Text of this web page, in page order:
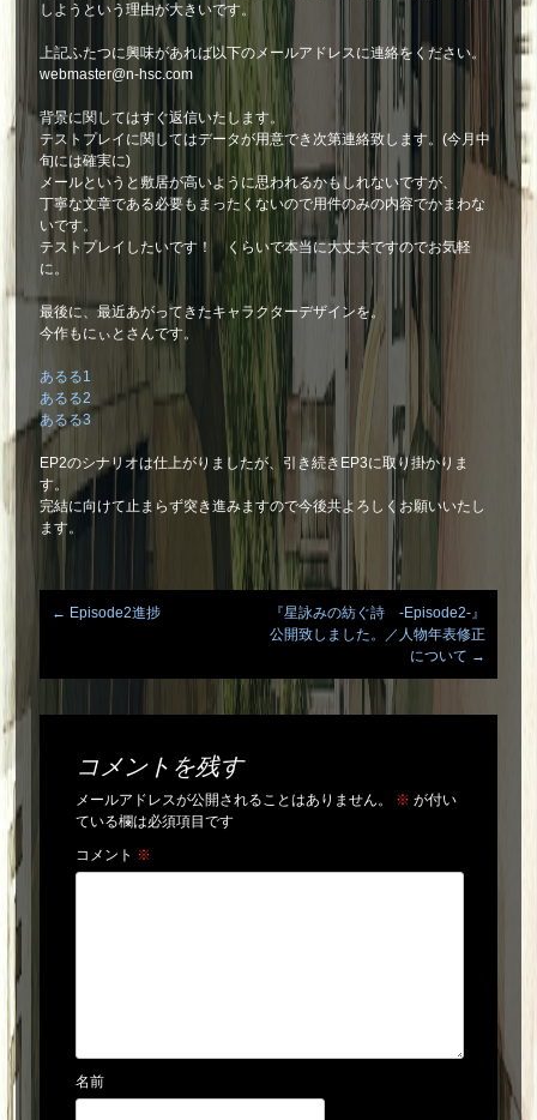
しようという理由が大きいです。
上記ふたつに興味があれば以下のメールアドレスに連絡をください。
webmaster@n-hsc.com
背景に関してはすぐ返信いたします。
テストプレイに関してはデータが用意でき次第連絡致します。(今月中
旬には確実に)
メールというと敷居が高いように思われるかもしれないですが、
丁寧な文章である必要もまったくないので用件のみの内容でかまわな
いです。
テストプレイしたいです！ くらいで本当に大丈夫ですのでお気軽
に。
最後に、最近あがってきたキャラクターデザインを。
今作もにぃとさんです。
あるる1
あるる2
あるる3
EP2のシナリオは仕上がりましたが、引き続きEP3に取り掛かりま
す。
完結に向けて止まらず突き進みますので今後共よろしくお願いいたし
ます。
Post
navigation
← Episode2進捗
『星詠みの紡ぐ詩 -Episode2-』
公開致しました。／人物年表修正
について →
コメントを残す
メールアドレスが公開されることはありません。 ※ が付い
ている欄は必須項目です
コメント ※
名前